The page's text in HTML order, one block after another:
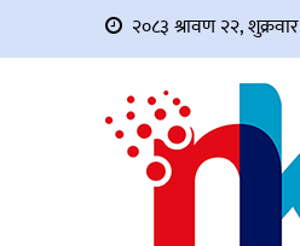
२०८३ श्रावण २२, शुक्रवार